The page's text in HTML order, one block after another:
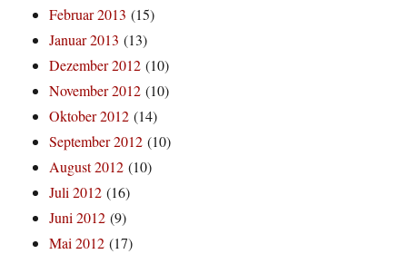
Februar 2013 (15)
Januar 2013 (13)
Dezember 2012 (10)
November 2012 (10)
Oktober 2012 (14)
September 2012 (10)
August 2012 (10)
Juli 2012 (16)
Juni 2012 (9)
Mai 2012 (17)